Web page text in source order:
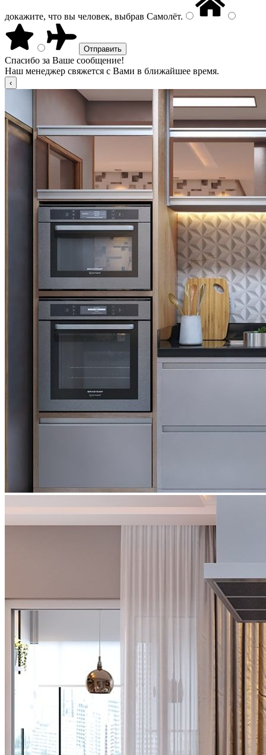
докажите, что вы человек, выбрав Самолёт.
Спасибо за Ваше сообщение!
Наш менеджер свяжется с Вами в ближайшее время.